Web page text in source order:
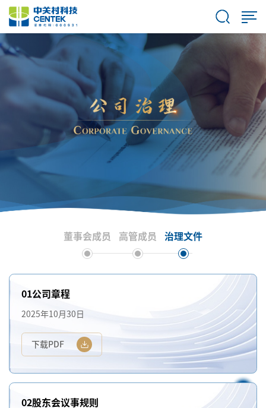
董事会成员 高管成员 治理文件
01公司章程
2025年10月30日
下载PDF
02股东会议事规则